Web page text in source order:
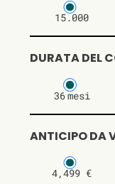
15.000
DURATA DEL
36mesi
ANTICIPO DA
4,499 €